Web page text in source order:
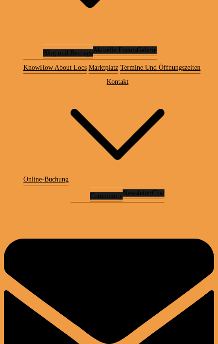
Blog und Beiträge Aktuelle EventsGalerie
KnowHow About Locs Marktplatz Termine Und Öffnungszeiten
Online-Buchung
Kontakt
Community Newsletter Chat